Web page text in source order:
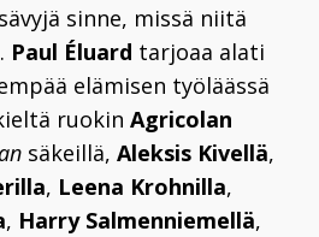
sinne, missä niitä
Paul Éluard tarjoaa alati
elämisen työläässä
ruokin Agricolan
säkeillä, Aleksis Kivellä,
, Leena Krohnilla,
, Harry Salmenniemellä,